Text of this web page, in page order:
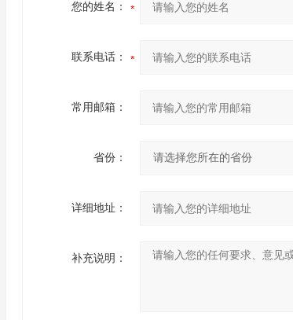
您的姓名：
联系电话：
常用邮箱：
省份：
详细地址：
补充说明：